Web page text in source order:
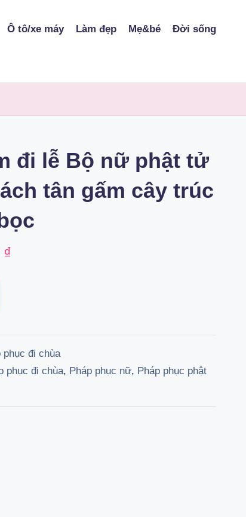
Ô tô/xe máy Làm đẹp Mẹ&bé Đời sống
đi lễ Bộ nữ phật tử
tân gấm cây trúc
₫
291.200 ₫.
đi chùa
phục đi chùa, Pháp phục nữ, Pháp phục phật